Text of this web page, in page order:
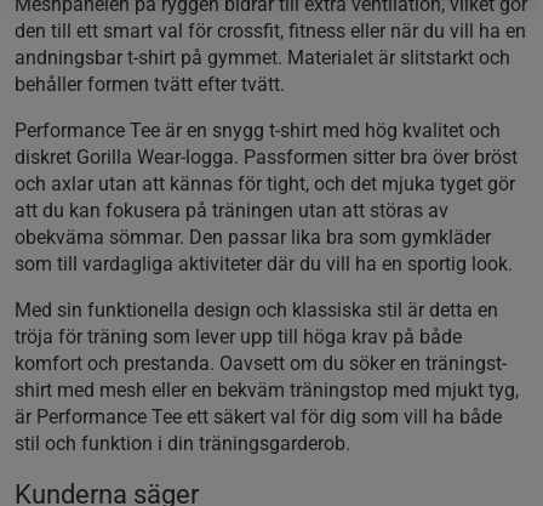
den till ett smart val för crossfit, fitness eller när du vill ha en
andningsbar t-shirt på gymmet. Materialet är slitstarkt och
behåller formen tvätt efter tvätt.
Performance Tee är en snygg t-shirt med hög kvalitet och
diskret Gorilla Wear-logga. Passformen sitter bra över bröst
och axlar utan att kännas för tight, och det mjuka tyget gör
att du kan fokusera på träningen utan att störas av
obekväma sömmar. Den passar lika bra som gymkläder
som till vardagliga aktiviteter där du vill ha en sportig look.
Med sin funktionella design och klassiska stil är detta en
tröja för träning som lever upp till höga krav på både
komfort och prestanda. Oavsett om du söker en träningst-
shirt med mesh eller en bekväm träningstop med mjukt tyg,
är Performance Tee ett säkert val för dig som vill ha både
stil och funktion i din träningsgarderob.
Kunderna säger